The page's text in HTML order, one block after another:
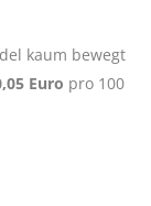
kaum bewegt
Euro pro 100